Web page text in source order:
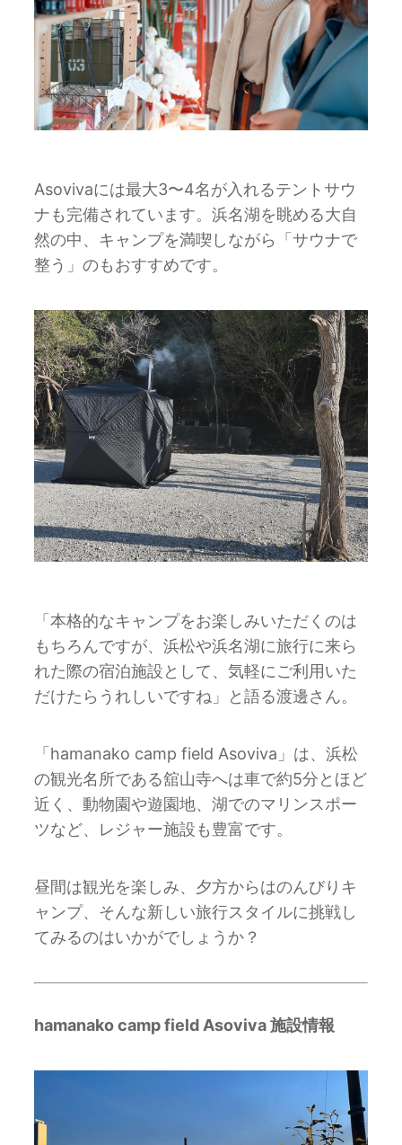
Asovivaには最大3〜4名が入れるテントサウ
ナも完備されています。浜名湖を眺める大自
然の中、キャンプを満喫しながら「サウナで
整う」のもおすすめです。
「本格的なキャンプをお楽しみいただくのは
もちろんですが、浜松や浜名湖に旅行に来ら
れた際の宿泊施設として、気軽にご利用いた
だけたらうれしいですね」と語る渡邊さん。
「hamanako camp field Asoviva」は、浜松
の観光名所である舘山寺へは車で約5分とほど
近く、動物園や遊園地、湖でのマリンスポー
ツなど、レジャー施設も豊富です。
昼間は観光を楽しみ、夕方からはのんびりキ
ャンプ、そんな新しい旅行スタイルに挑戦し
てみるのはいかがでしょうか？
hamanako camp field Asoviva 施設情報